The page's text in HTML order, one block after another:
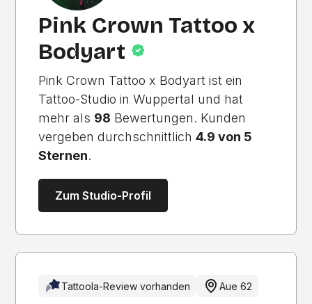
Pink Crown Tattoo x
Bodyart
Pink Crown Tattoo x Bodyart ist ein
Tattoo-Studio in Wuppertal und hat
mehr als 98 Bewertungen. Kunden
vergeben durchschnittlich4.9 von 5
Sternen.
Zum Studio-Profil
Tattoola-Review vorhanden Aue 62